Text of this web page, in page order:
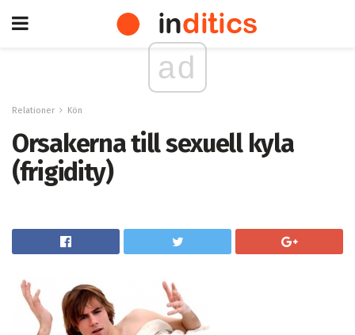
ad
Relationer Kön
Orsakerna till sexuell kyla
(frigidity)